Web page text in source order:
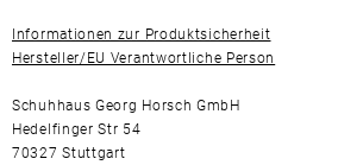
Informationen zur Produktsicherheit
Hersteller/EU Verantwortliche Person
Schuhhaus Georg Horsch GmbH
Hedelfinger Str 54
70327 Stuttgart